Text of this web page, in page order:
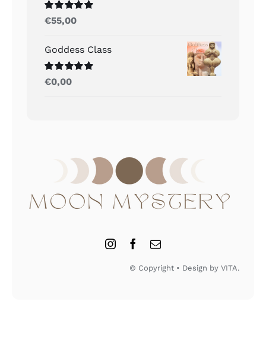
Gewaardeerd
uit 5
€55,00
Goddess Class
Gewaardeerd
5.00
€0,00
© Copyright • Design by VITA.